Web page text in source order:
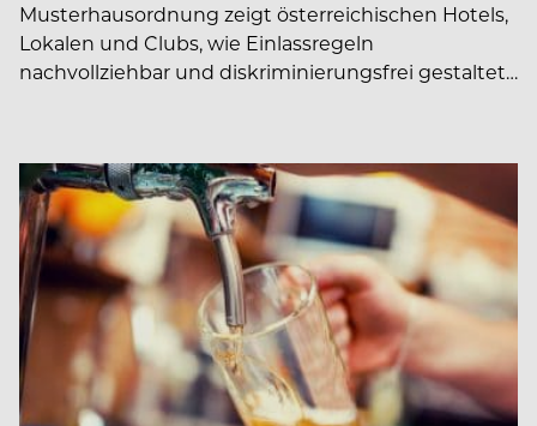
Musterhausordnung zeigt österreichischen Hotels,
Lokalen und Clubs, wie Einlassregeln
nachvollziehbar und diskriminierungsfrei gestaltet…